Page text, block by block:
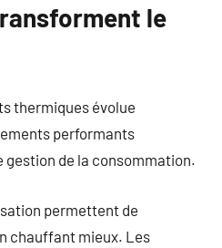
le
thermiques évolue
performants
de la consommation.
permettent de
chauffant mieux. Les